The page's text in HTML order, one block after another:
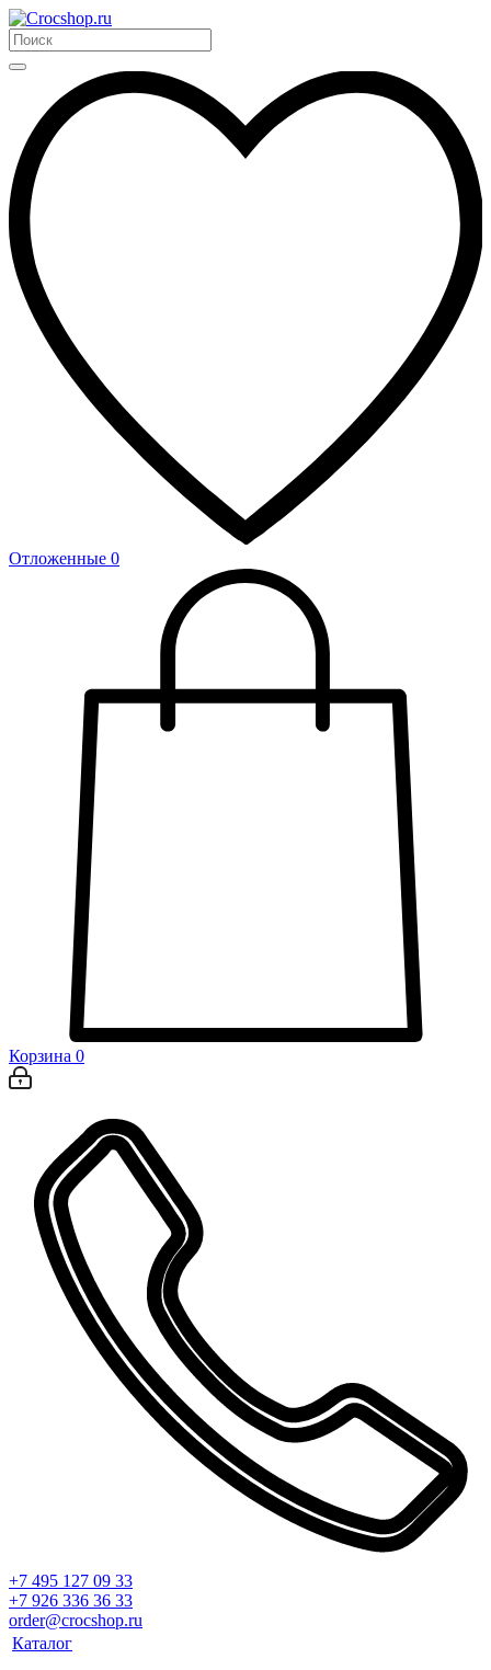
Отложенные 0
Корзина 0
+7 495 127 09 33
+7 926 336 36 33
order@crocshop.ru
Каталог